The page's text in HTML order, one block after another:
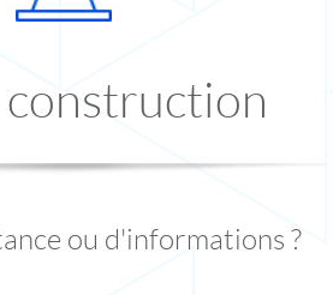
construction
ou d'informations ?